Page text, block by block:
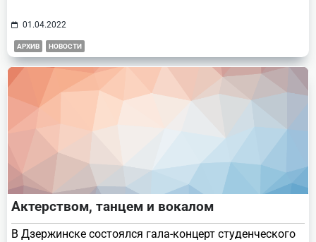
01.04.2022
АРХИВ НОВОСТИ
Актерством, танцем и вокалом
В Дзержинске состоялся гала-концерт студенческого